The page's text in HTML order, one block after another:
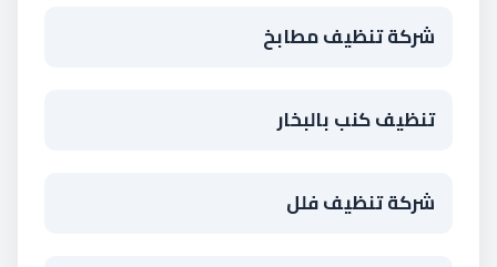
شركة تنظيف مطابخ
تنظيف كنب بالبخار
شركة تنظيف فلل